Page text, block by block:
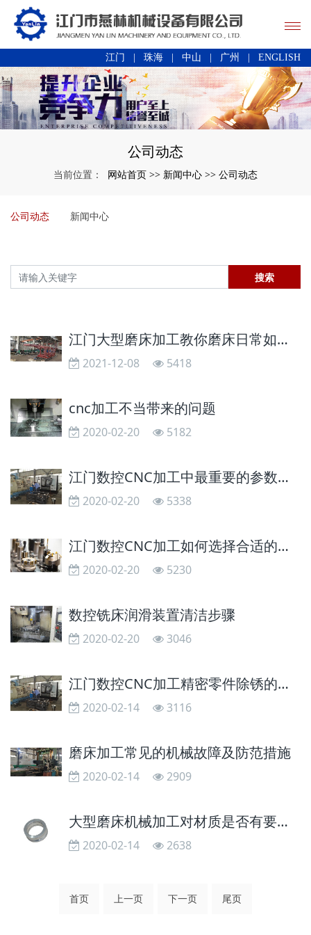
江门 珠海 中山 广州 ENGLISH
公司动态
当前位置： 网站首页 >> 新闻中心 >> 公司动态
公司动态 新闻中心
搜索
江门大型磨床加工教你磨床日常如何保养
2021-12-08 5418
cnc加工不当带来的问题
2020-02-20 5182
江门数控CNC加工中最重要的参数是什么？
2020-02-20 5338
江门数控CNC加工如何选择合适的刀具
2020-02-20 5230
数控铣床润滑装置清洁步骤
2020-02-20 3046
江门数控CNC加工精密零件除锈的方法有哪些呢
2020-02-14 3116
磨床加工常见的机械故障及防范措施
2020-02-14 2909
大型磨床机械加工对材质是否有要求？
2020-02-14 2638
首页 上一页 下一页 尾页